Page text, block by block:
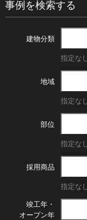
事例を検索する
建物分類
指定な
地域
指定な
部位
指定な
採用商品
指定な
竣工年・
オープン年